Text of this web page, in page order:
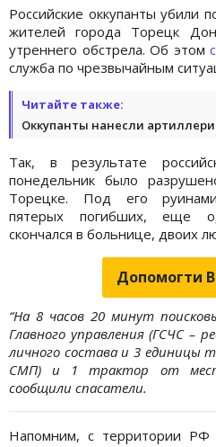
Российские оккупанты
жителей города Торецк
утреннего обстрела. Об этом
служба по чрезвычайным
Читайте также:
Оккупанты нанесли
Так, в результате
понедельник было
Торецке. Под его
пятерых погибших, еще
скончался в больнице, двоих
Допомогти
“На 8 часов 20 минут
Главного управления (ГСЧС –
личного состава и 3 единицы
СМП) и 1 трактор от
сообщили спасатели.
Напомним, с территории РФ